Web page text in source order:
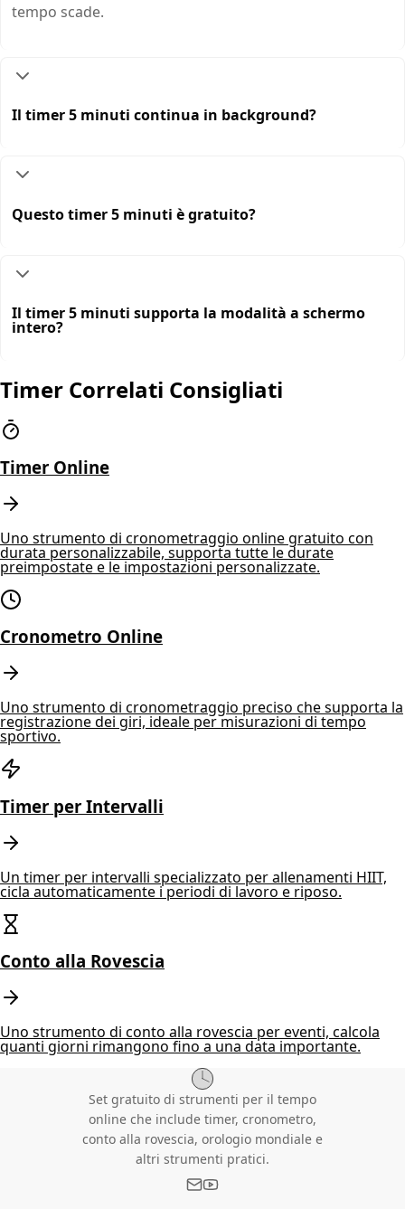
tempo scade.
Il timer 5 minuti continua in background?
Questo timer 5 minuti è gratuito?
Il timer 5 minuti supporta la modalità a schermo
intero?
Timer Correlati Consigliati
Timer Online
Uno strumento di cronometraggio online gratuito con
durata personalizzabile, supporta tutte le durate
preimpostate e le impostazioni personalizzate.
Cronometro Online
Uno strumento di cronometraggio preciso che supporta la
registrazione dei giri, ideale per misurazioni di tempo
sportivo.
Timer per Intervalli
Un timer per intervalli specializzato per allenamenti HIIT,
cicla automaticamente i periodi di lavoro e riposo.
Conto alla Rovescia
Uno strumento di conto alla rovescia per eventi, calcola
quanti giorni rimangono fino a una data importante.
Set gratuito di strumenti per il tempo
online che include timer, cronometro,
conto alla rovescia, orologio mondiale e
altri strumenti pratici.